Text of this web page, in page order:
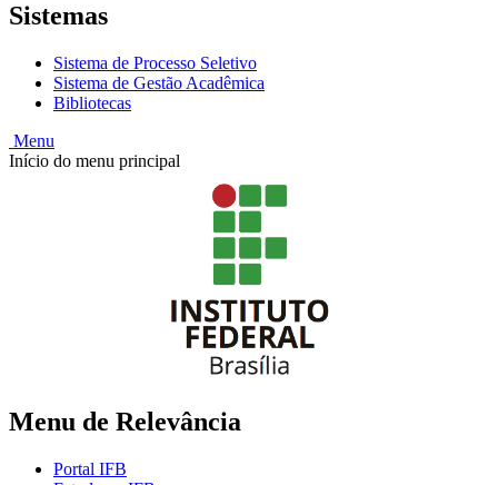
Sistemas
Sistema de Processo Seletivo
Sistema de Gestão Acadêmica
Bibliotecas
Menu
Início do menu principal
Menu de Relevância
Portal IFB